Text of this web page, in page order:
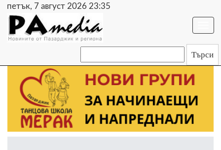
петък, 7 август 2026 23:35